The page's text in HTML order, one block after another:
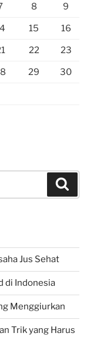
8 9
15 16
22 23
29 30
Jus Sehat
di Indonesia
Menggiurkan
Trik yang Harus